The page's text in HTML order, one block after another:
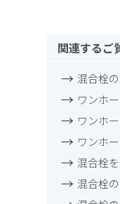
関連するご
混合栓
ワンホ
ワンホ
ワンホ
混合栓
混合栓